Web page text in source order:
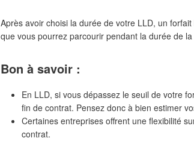
Après avoir choisi la durée de votre LLD, un
que vous pourrez parcourir pendant la durée de
Bon à savoir :
En LLD, si vous dépassez le seuil de votre
fin de contrat. Pensez donc à bien estimer
Certaines entreprises offrent une flexibilité
contrat.